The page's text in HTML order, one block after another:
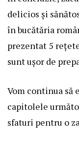
delicios și
în bucătăria
prezentat 5
sunt ușor de
Vom continua să
capitolele
sfaturi pentru o